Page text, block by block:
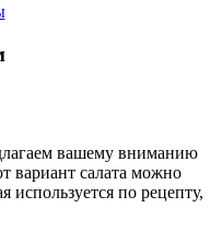
вашему вниманию
вариант салата можно
используется по рецепту,